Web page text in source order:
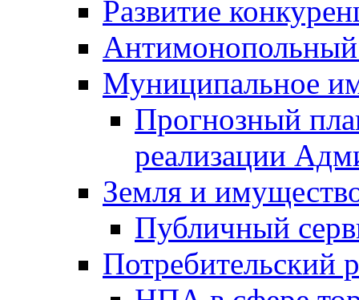
Развитие
Антимонопольный
Муниципальное
Прогнозный
реализации
Земля и
Публичный
Потребительский